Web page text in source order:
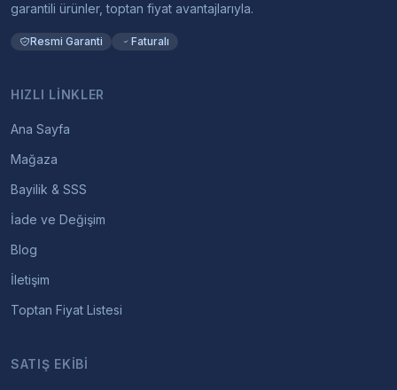
garantili ürünler, toptan fiyat avantajlarıyla.
Resmi Garanti Faturalı
HIZLI LINKLER
Ana Sayfa
Mağaza
Bayilik & SSS
İade ve Değişim
Blog
İletişim
Toptan Fiyat Listesi
SATIŞ EKIBI